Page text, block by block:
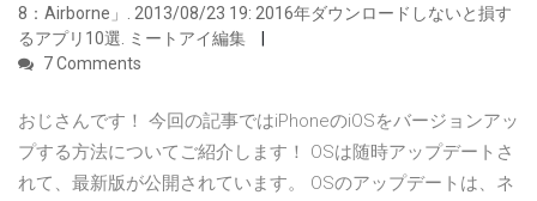
8：Airborne」. 2013/08/23 19: 2016年ダウンロードしないと損す
るアプリ10選. ミートアイ編集
7 Comments
おじさんです！ 今回の記事ではiPhoneのiOSをバージョンアッ
プする方法についてご紹介します！ OSは随時アップデートさ
れて、最新版が公開されています。 OSのアップデートは、ネ